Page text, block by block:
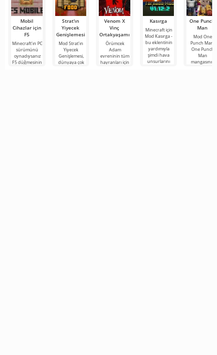
Mobil
Cihazlar için
F5
Minecraft'ın PC
sürümünü
oynadıysanız
F5 düğmesinin
Strat'ın
Yiyecek
Genişlemesi
Mod Strat'ın
Yiyecek
Genişlemesi,
dünyaya çok
Venom X
Vinç
Ortakyaşamı
Örümcek
Adam
evreninin tüm
hayranları için
Kasırga
Minecraft için
Mod Kasırga -
bu eklentinin
yardımıyla
şimdi hava
unsurlarını
One Punch
Man
Mod One
Punch Man,
One Punch
Man
mangasının